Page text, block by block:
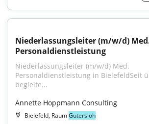
Niederlassungsleiter (m/w/d)
Personaldienstleistung
Niederlassungsleiter (m/w/d) Med.
Personaldienstleistung in BielefeldSeit
begleite...
Annette Hoppmann Consulting
Bielefeld, RaumGütersloh